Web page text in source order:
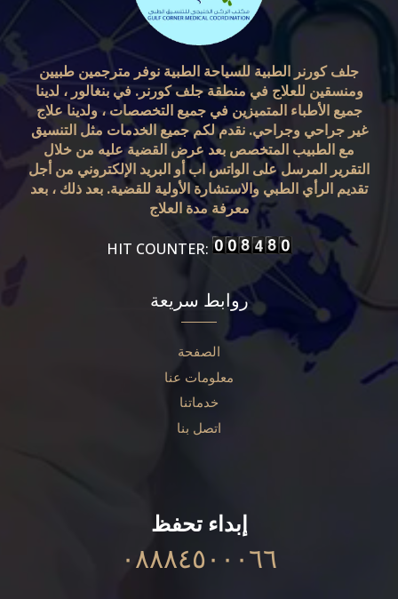
جلف كورنر الطبية للسياحة الطبية نوفر مترجمين طبيين
ومنسقين للعلاج في منطقة جلف كورنر. في بنغالور ، لدينا
جميع الأطباء المتميزين في جميع التخصصات ، ولدينا علاج
غير جراحي وجراحي. نقدم لكم جميع الخدمات مثل التنسيق
مع الطبيب المتخصص بعد عرض القضية عليه من خلال
التقرير المرسل على الواتس اب أو البريد الإلكتروني من أجل
تقديم الرأي الطبي والاستشارة الأولية للقضية. بعد ذلك ، بعد
معرفة مدة العلاج
HIT COUNTER:
روابط سريعة
الصفحة
معلومات عنا
خدماتنا
اتصل بنا
إبداء تحفظ
٠٨٨٨٤٥٠٠٠٦٦